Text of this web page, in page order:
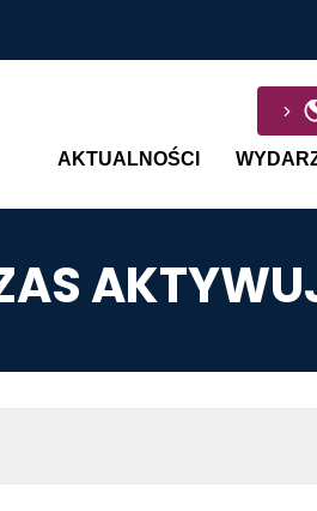
Main navigation
AKTUALNOŚCI